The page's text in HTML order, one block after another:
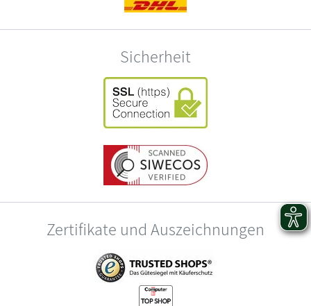
Sicherheit
Zertifikate und Auszeichnungen